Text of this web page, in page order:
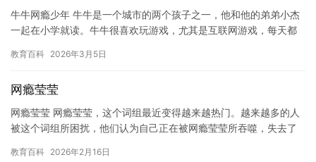
牛牛网瘾少年 牛牛是一个城市的两个孩子之一，他和他的弟弟小杰
一起在小学就读。牛牛很喜欢玩游戏，尤其是互联网游戏，每天都
牛牛…
教育百科 2026年3月5日
网瘾莹莹
网瘾莹莹 网瘾莹莹，这个词组最近变得越来越热门。越来越多的人
被这个词组所困扰，他们认为自己正在被网瘾莹莹所吞噬，失去了
以…
教育百科 2026年2月16日